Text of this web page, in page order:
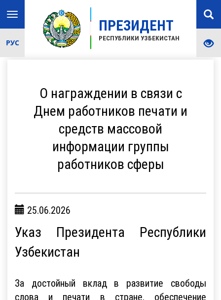
ПРЕЗИДЕНТ
РЕСПУБЛИКИ УЗБЕКИСТАН
Toggle
navigation
РУС
О награждении в связи с
Днем работников печати и
средств массовой
информации группы
работников сферы
25.06.2026
Указ Президента Республики
Узбекистан
За достойный вклад в развитие свободы
слова и печати в стране, обеспечение